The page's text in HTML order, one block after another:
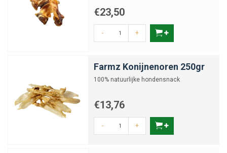
€23,50
- +
Farmz Konijnenoren 250gr
100% natuurlijke hondensnack
€13,76
- +